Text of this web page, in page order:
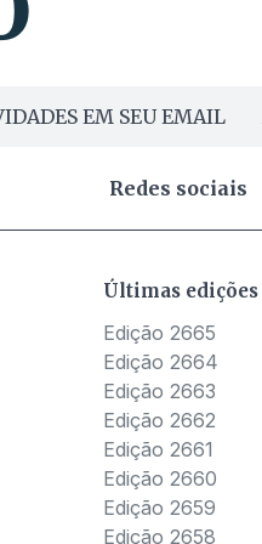
EM SEU EMAIL
Redes sociais
Últimas edições
Edição 2665
Edição 2664
Edição 2663
Edição 2662
Edição 2661
Edição 2660
Edição 2659
Edição 2658